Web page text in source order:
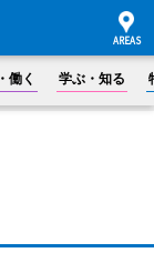
働く 学ぶ・知る